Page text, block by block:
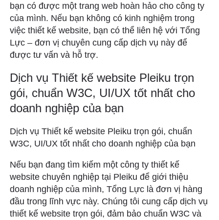
bạn có được một trang web hoàn hảo cho công ty
của mình. Nếu bạn không có kinh nghiệm trong
việc thiết kế website, bạn có thể liên hệ với Tổng
Lực – đơn vị chuyên cung cấp dịch vụ này để
được tư vấn và hỗ trợ.
Dịch vụ Thiết kế website Pleiku trọn
gói, chuẩn W3C, UI/UX tốt nhất cho
doanh nghiệp của bạn
Dịch vụ Thiết kế website Pleiku trọn gói, chuẩn
W3C, UI/UX tốt nhất cho doanh nghiệp của bạn
Nếu bạn đang tìm kiếm một công ty thiết kế
website chuyên nghiệp tại Pleiku để giới thiệu
doanh nghiệp của mình, Tổng Lực là đơn vị hàng
đầu trong lĩnh vực này. Chúng tôi cung cấp dịch vụ
thiết kế website trọn gói, đảm bảo chuẩn W3C và